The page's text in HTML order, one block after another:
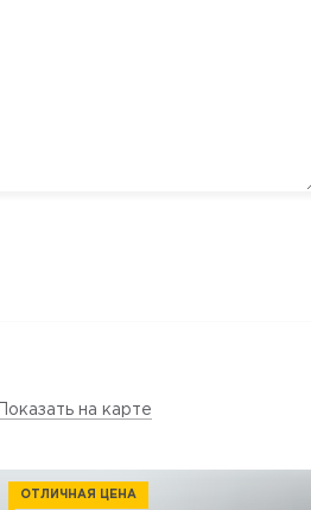
Показать на карте
ОТЛИЧНАЯ ЦЕНА